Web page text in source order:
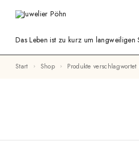
Das Leben ist zu kurz um langweiligen
Start Shop Produkte